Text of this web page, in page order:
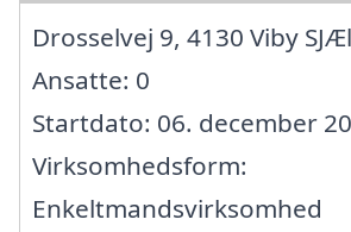
Drosselvej 9, 4130 Viby
Ansatte: 0
Startdato: 06. december
Virksomhedsform:
Enkeltmandsvirksomhed